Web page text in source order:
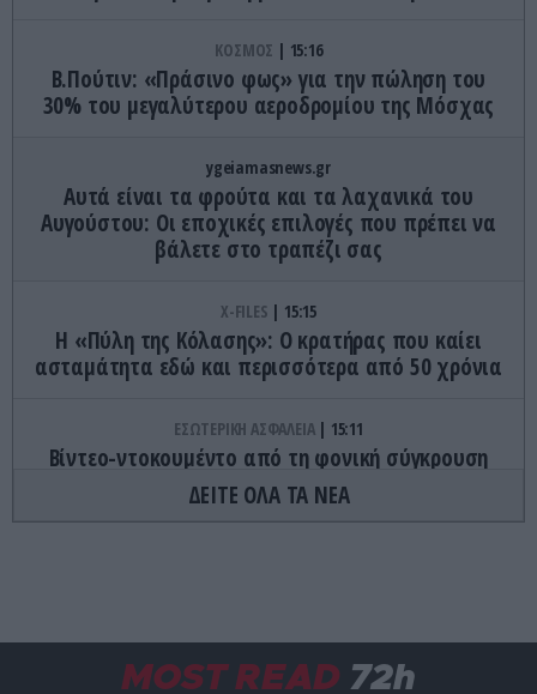
ΚΟΣΜΟΣ 15:16
Β.Πούτιν: «Πράσινο φως» για την πώληση του
30% του μεγαλύτερου αεροδρομίου της Μόσχας
ygeiamasnews.gr
Αυτά είναι τα φρούτα και τα λαχανικά του
Αυγούστου: Οι εποχικές επιλογές που πρέπει να
βάλετε στο τραπέζι σας
X-FILES 15:15
Η «Πύλη της Κόλασης»: Ο κρατήρας που καίει
ασταμάτητα εδώ και περισσότερα από 50 χρόνια
ΕΣΩΤΕΡΙΚΗ ΑΣΦΑΛΕΙΑ 15:11
Βίντεο-ντοκουμέντο από τη φονική σύγκρουση
στις Σέρρες – Οι τελευταίες στιγμές πριν την
τραγωδία
ΔΕΙΤΕ ΟΛΑ ΤΑ ΝΕΑ
MOST READ 72h